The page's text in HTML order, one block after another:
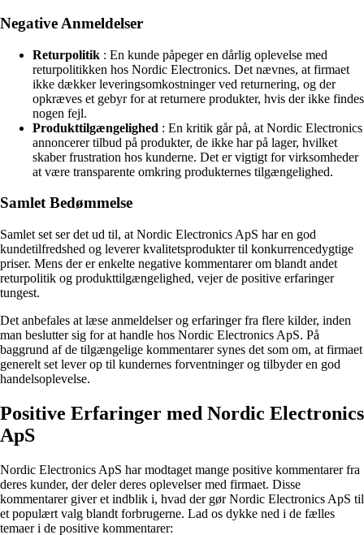
Negative Anmeldelser
Returpolitik : En kunde påpeger en dårlig oplevelse med
returpolitikken hos Nordic Electronics. Det nævnes, at firmaet
ikke dækker leveringsomkostninger ved returnering, og der
opkræves et gebyr for at returnere produkter, hvis der ikke findes
nogen fejl.
Produkttilgængelighed : En kritik går på, at Nordic Electronics
annoncerer tilbud på produkter, de ikke har på lager, hvilket
skaber frustration hos kunderne. Det er vigtigt for virksomheder
at være transparente omkring produkternes tilgængelighed.
Samlet Bedømmelse
Samlet set ser det ud til, at Nordic Electronics ApS har en god
kundetilfredshed og leverer kvalitetsprodukter til konkurrencedygtige
priser. Mens der er enkelte negative kommentarer om blandt andet
returpolitik og produkttilgængelighed, vejer de positive erfaringer
tungest.
Det anbefales at læse anmeldelser og erfaringer fra flere kilder, inden
man beslutter sig for at handle hos Nordic Electronics ApS. På
baggrund af de tilgængelige kommentarer synes det som om, at firmaet
generelt set lever op til kundernes forventninger og tilbyder en god
handelsoplevelse.
Positive Erfaringer med Nordic Electronics
ApS
Nordic Electronics ApS har modtaget mange positive kommentarer fra
deres kunder, der deler deres oplevelser med firmaet. Disse
kommentarer giver et indblik i, hvad der gør Nordic Electronics ApS til
et populært valg blandt forbrugerne. Lad os dykke ned i de fælles
temaer i de positive kommentarer: